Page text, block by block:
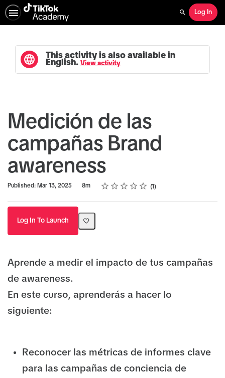
Search
Log In
This activity is also available in
English. View activity
Medición de las
campañas Brand
awareness
Published: Mar 13, 2025
Duration 8m Rating
1 star
2 stars
3 stars
4 stars
5 stars
Average rating: 5.0 1
1 review
Log In To Launch
Aprende a medir el impacto de tus campañas
de awareness.
En este curso, aprenderás a hacer lo
siguiente:
Reconocer las métricas de informes clave
para las campañas de conciencia de